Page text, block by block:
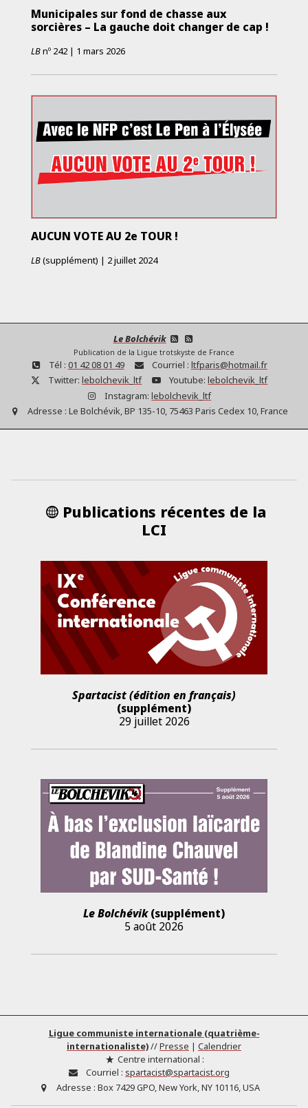
Municipales sur fond de chasse aux
sorcières – La gauche doit changer de cap !
LBnº 242 | 1 mars 2026
AUCUN VOTE AU 2e TOUR !
LB(supplément) | 2 juillet 2024
Le Bolchévik
Publication de la Ligue trotskyste de France
Tél : 01 42 08 01 49 Courriel : ltfparis@hotmail.fr
Twitter: lebolchevik_ltf Youtube: lebolchevik_ltf
Instagram: lebolchevik_ltf
Adresse : Le Bolchévik, BP 135-10, 75463 Paris Cedex 10, France
Publications récentes de la
LCI
Spartacist (édition en français)
(supplément)
29 juillet 2026
Le Bolchévik(supplément)
5 août 2026
Ligue communiste internationale (quatrième-
internationaliste)//Presse | Calendrier
Centre international :
Courriel : spartacist@spartacist.org
Adresse : Box 7429 GPO, New York, NY 10116, USA